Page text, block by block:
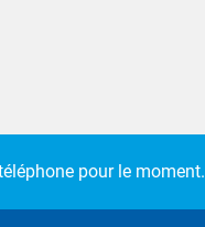
pour le moment.